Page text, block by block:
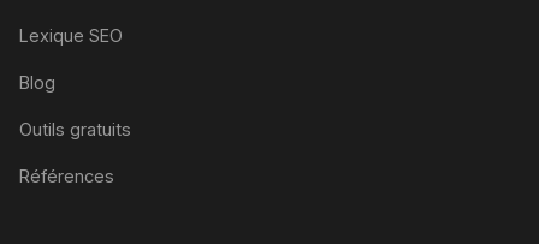
Lexique SEO
Blog
Outils gratuits
Références